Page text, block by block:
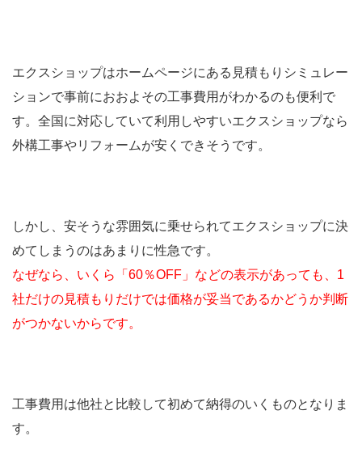
エクスショップはホームページにある見積もりシミュレー
ションで事前におおよその工事費用がわかるのも便利で
す。全国に対応していて利用しやすいエクスショップなら
外構工事やリフォームが安くできそうです。
しかし、安そうな雰囲気に乗せられてエクスショップに決
めてしまうのはあまりに性急です。
なぜなら、いくら「60％OFF」などの表示があっても、1
社だけの見積もりだけでは価格が妥当であるかどうか判断
がつかないからです。
工事費用は他社と比較して初めて納得のいくものとなりま
す。